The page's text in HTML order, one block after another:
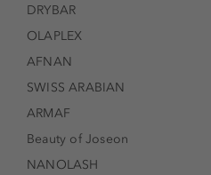
DRYBAR
OLAPLEX
AFNAN
SWISS ARABIAN
ARMAF
Beauty of Joseon
NANOLASH